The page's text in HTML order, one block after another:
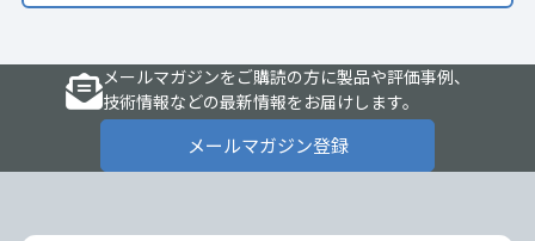
メールマガジンをご購読の方に製品や評価事例、
技術情報などの最新情報をお届けします。
メールマガジン登録